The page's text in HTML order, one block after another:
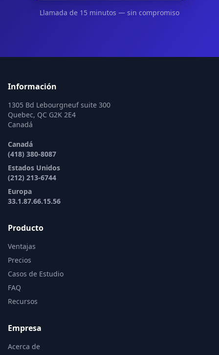
Llamada de 15 minutos — sin compromiso
Información
1305 Bd Lebourgneuf suite 300
Quebec, QC G2K 2E4
Canadá
Canadá
(418) 380-8087
Estados Unidos
(212) 213-6744
Europa
33.1.87.66.15.56
Producto
Ventajas
Precios
Casos de Estudio
FAQ
Recursos
Empresa
Acerca de